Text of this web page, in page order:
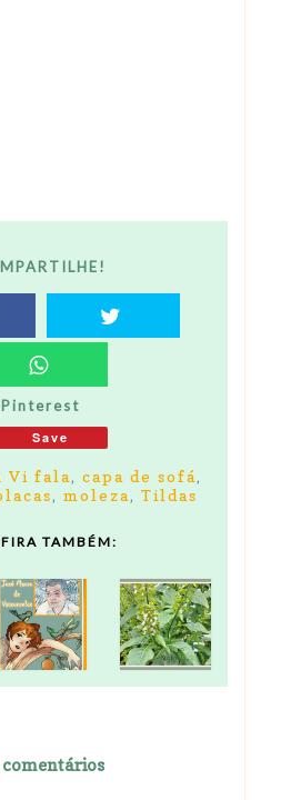
Pinterest
Save
Vi fala, capa de sofá,
, moleza, Tildas
TAMBÉM:
comentários